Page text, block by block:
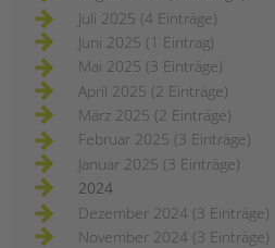
Juli 2025 (4 Einträge)
Juni 2025 (1 Eintrag)
Mai 2025 (3 Einträge)
April 2025 (2 Einträge)
März 2025 (2 Einträge)
Februar 2025 (3 Einträge)
Januar 2025 (3 Einträge)
2024
Dezember 2024 (3 Einträge)
November 2024 (3 Einträge)